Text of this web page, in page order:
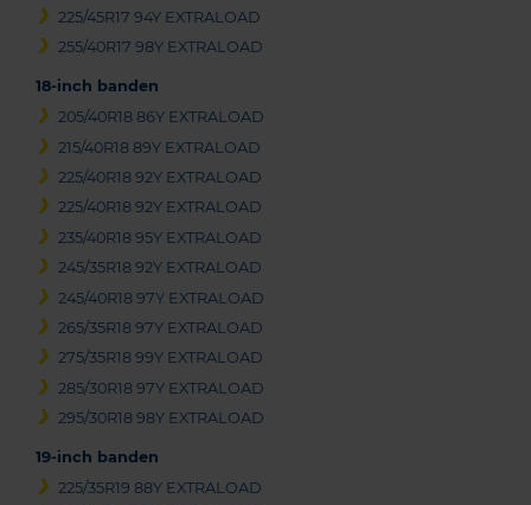
225/45R17 94Y EXTRALOAD
255/40R17 98Y EXTRALOAD
18-inch banden
205/40R18 86Y EXTRALOAD
215/40R18 89Y EXTRALOAD
225/40R18 92Y EXTRALOAD
225/40R18 92Y EXTRALOAD
235/40R18 95Y EXTRALOAD
245/35R18 92Y EXTRALOAD
245/40R18 97Y EXTRALOAD
265/35R18 97Y EXTRALOAD
275/35R18 99Y EXTRALOAD
285/30R18 97Y EXTRALOAD
295/30R18 98Y EXTRALOAD
19-inch banden
225/35R19 88Y EXTRALOAD